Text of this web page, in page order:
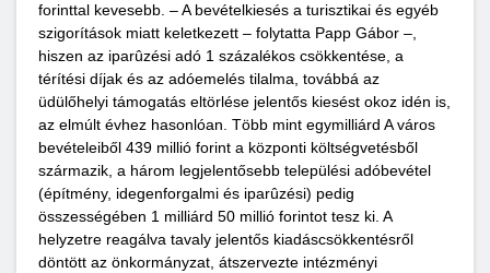
forinttal kevesebb. – A bevételkiesés a turisztikai és egyéb
szigorítások miatt keletkezett – folytatta Papp Gábor –,
hiszen az iparûzési adó 1 százalékos csökkentése, a
térítési díjak és az adóemelés tilalma, továbbá az
üdülőhelyi támogatás eltörlése jelentős kiesést okoz idén is,
az elmúlt évhez hasonlóan. Több mint egymilliárd A város
bevételeiből 439 millió forint a központi költségvetésből
származik, a három legjelentősebb települési adóbevétel
(építmény, idegenforgalmi és iparûzési) pedig
összességében 1 milliárd 50 millió forintot tesz ki. A
helyzetre reagálva tavaly jelentős kiadáscsökkentésről
döntött az önkormányzat, átszervezte intézményi